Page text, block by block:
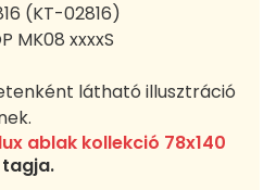
(KT-02816)
MK08 xxxxS
látható illusztráció
ablak kollekció 78x140